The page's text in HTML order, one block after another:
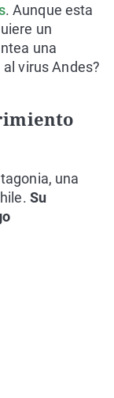
. Aunque esta
un
una
virus Andes?
una
Su